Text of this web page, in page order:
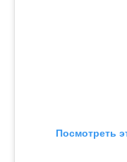
Посмотреть